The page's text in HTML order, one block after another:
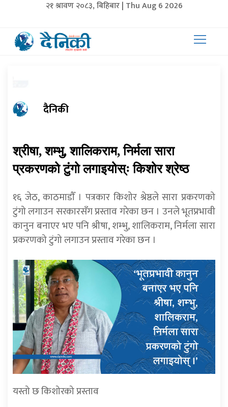
२१ श्रावण २०८३, बिहिबार | Thu Aug 6 2026
दैनिकी
श्रीषा, शम्भु, शालिकराम, निर्मला सारा
प्रकरणको टुंगो लगाइयोस्ः किशोर श्रेष्ठ
१६ जेठ, काठमाडाैँ । पत्रकार किशोर श्रेष्ठले सारा प्रकरणको
टुंगो लगाउन सरकारसँग प्रस्ताव गरेका छन । उनले भूतप्रभावी
कानुन बनाएर भए पनि श्रीषा, शम्भु, शालिकराम, निर्मला सारा
प्रकरणको टुंगो लगाउन प्रस्ताव गरेका छन ।
यस्तो छ किशोरको प्रस्ताव